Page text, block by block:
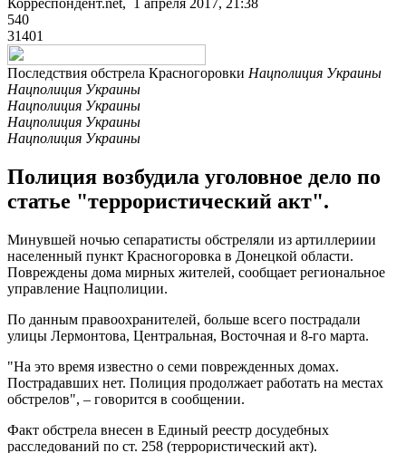
540
31401
Последствия обстрела Красногоровки Нацполиция Украины
Нацполиция Украины
Нацполиция Украины
Нацполиция Украины
Нацполиция Украины
Полиция возбудила уголовное дело по
статье "террористический акт".
Минувшей ночью сепаратисты обстреляли из артиллериии
населенный пункт Красногоровка в Донецкой области.
Повреждены дома мирных жителей, сообщает региональное
управление Нацполиции.
По данным правоохранителей, больше всего пострадали
улицы Лермонтова, Центральная, Восточная и 8-го марта.
"На это время известно о семи поврежденных домах.
Пострадавших нет. Полиция продолжает работать на местах
обстрелов", – говорится в сообщении.
Факт обстрела внесен в Единый реестр досудебных
расследований по ст. 258 (террористический акт).